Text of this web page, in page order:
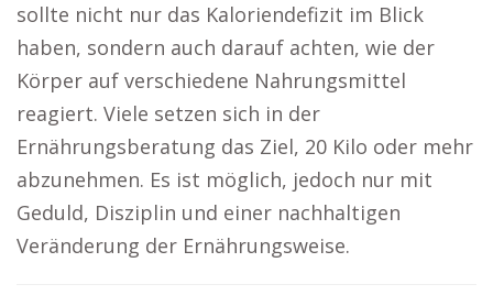
sollte nicht nur das Kaloriendefizit im Blick
haben, sondern auch darauf achten, wie der
Körper auf verschiedene Nahrungsmittel
reagiert. Viele setzen sich in der
Ernährungsberatung das Ziel, 20 Kilo oder mehr
abzunehmen. Es ist möglich, jedoch nur mit
Geduld, Disziplin und einer nachhaltigen
Veränderung der Ernährungsweise.